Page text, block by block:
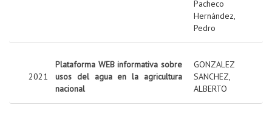
Pacheco
Hernández,
Pedro
2021
Plataforma WEB informativa sobre
usos del agua en la agricultura
nacional
GONZALEZ
SANCHEZ,
ALBERTO